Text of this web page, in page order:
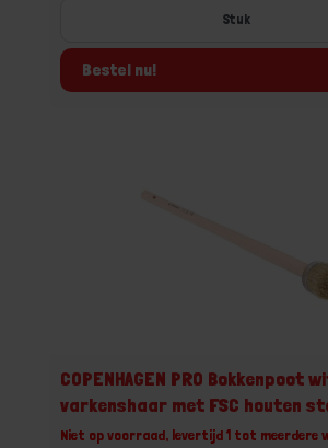
Bestel nu!
COPENHAGEN PRO Bokkenpoot
varkenshaar met FSC houten
Niet op voorraad, levertijd 1 tot meerdere